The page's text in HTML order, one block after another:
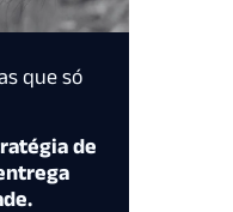
que só
de